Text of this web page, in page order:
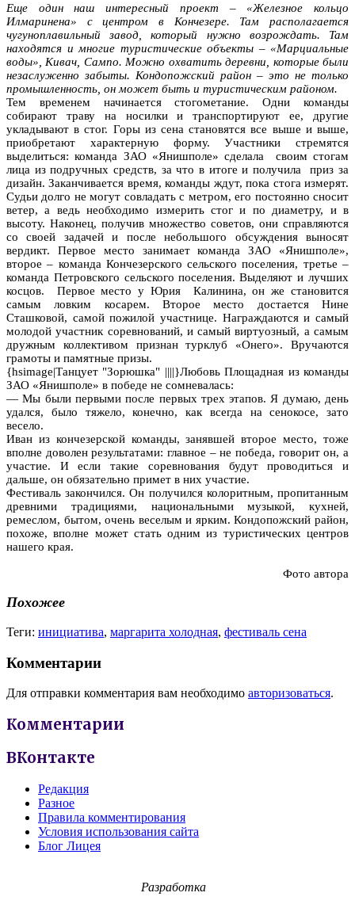
Еще один наш интересный проект – «Железное кольцо
Илмаринена» с центром в Кончезере. Там располагается
чугуноплавильный завод, который нужно возрождать. Там
находятся и многие туристические объекты – «Марциальные
воды», Кивач, Сампо. Можно охватить деревни, которые были
незаслуженно забыты. Кондопожский район – это не только
промышленность, он может быть и туристическим районом.
Тем временем начинается стогометание. Одни команды
собирают траву на носилки и транспортируют ее, другие
укладывают в стог. Горы из сена становятся все выше и выше,
приобретают характерную форму. Участники стремятся
выделиться: команда ЗАО «Янишполе» сделала своим стогам
лица из подручных средств, за что в итоге и получила приз за
дизайн. Заканчивается время, команды ждут, пока стога измерят.
Судьи долго не могут совладать с метром, его постоянно сносит
ветер, а ведь необходимо измерить стог и по диаметру, и в
высоту. Наконец, получив множество советов, они справляются
со своей задачей и после небольшого обсуждения выносят
вердикт. Первое место занимает команда ЗАО «Янишполе»,
второе – команда Кончезерского сельского поселения, третье –
команда Петровского сельского поселения. Выделяют и лучших
косцов. Первое место у Юрия Калинина, он же становится
самым ловким косарем. Второе место достается Нине
Сташковой, самой пожилой участнице. Награждаются и самый
молодой участник соревнований, и самый виртуозный, а самым
дружным коллективом признан турклуб «Онего». Вручаются
грамоты и памятные призы.
{hsimage|Танцует "Зорюшка" ||||}Любовь Площадная из команды
ЗАО «Янишполе» в победе не сомневалась:
— Мы были первыми после первых трех этапов. Я думаю, день
удался, было тяжело, конечно, как всегда на сенокосе, зато
весело.
Иван из кончезерской команды, занявшей второе место, тоже
вполне доволен результатами: главное – не победа, говорит он, а
участие. И если такие соревнования будут проводиться и
дальше, он обязательно примет в них участие.
Фестиваль закончился. Он получился колоритным, пропитанным
древними традициями, национальными музыкой, кухней,
ремеслом, бытом, очень веселым и ярким. Кондопожский район,
похоже, вполне может стать одним из туристических центров
нашего края.
Фото автора
Похожее
Теги: инициатива, маргарита холодная, фестиваль сена
Комментарии
Для отправки комментария вам необходимо авторизоваться.
Комментарии
ВКонтакте
Редакция
Разное
Правила комментирования
Условия использования сайта
Блог Лицея
Разработка